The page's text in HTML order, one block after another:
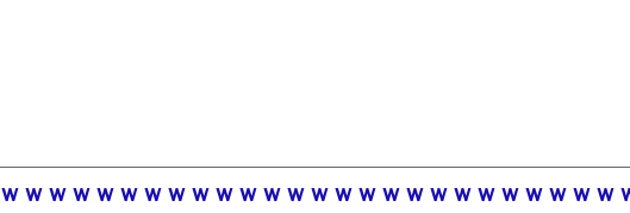
ｗｗｗｗｗｗｗｗｗｗｗｗｗｗｗｗｗｗｗｗｗｗｗｗ